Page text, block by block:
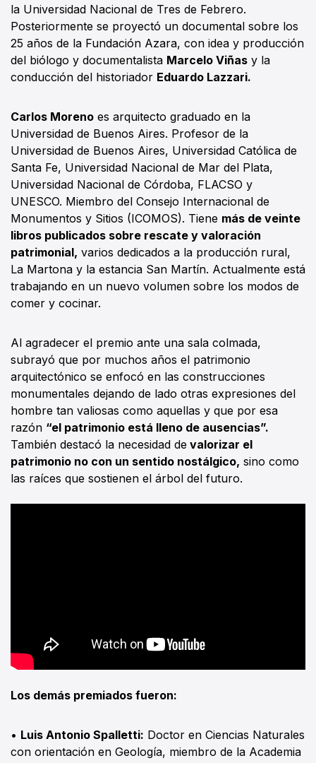
la Universidad Nacional de Tres de Febrero.
Posteriormente se proyectó un documental sobre los
25 años de la Fundación Azara, con idea y producción
del biólogo y documentalista Marcelo Viñas y la
conducción del historiador Eduardo Lazzari.
Carlos Moreno es arquitecto graduado en la
Universidad de Buenos Aires. Profesor de la
Universidad de Buenos Aires, Universidad Católica de
Santa Fe, Universidad Nacional de Mar del Plata,
Universidad Nacional de Córdoba, FLACSO y
UNESCO. Miembro del Consejo Internacional de
Monumentos y Sitios (ICOMOS). Tiene más de veinte
libros publicados sobre rescate y valoración
patrimonial, varios dedicados a la producción rural,
La Martona y la estancia San Martín. Actualmente está
trabajando en un nuevo volumen sobre los modos de
comer y cocinar.
Al agradecer el premio ante una sala colmada,
subrayó que por muchos años el patrimonio
arquitectónico se enfocó en las construcciones
monumentales dejando de lado otras expresiones del
hombre tan valiosas como aquellas y que por esa
razón “el patrimonio está lleno de ausencias”.
También destacó la necesidad de valorizar el
patrimonio no con un sentido nostálgico, sino como
las raíces que sostienen el árbol del futuro.
Los demás premiados fueron:
• Luis Antonio Spalletti: Doctor en Ciencias Naturales
con orientación en Geología, miembro de la Academia